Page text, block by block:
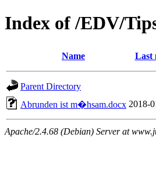
Index of /EDV/
Name Last
Parent Directory
Abrunden ist m�hsam.docx 2018-
Apache/2.4.68 (Debian) Server at